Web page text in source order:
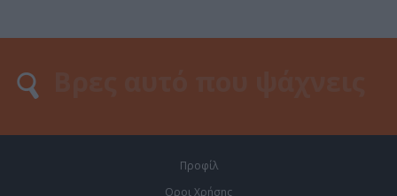
Προφίλ
Οροι Χρήσης